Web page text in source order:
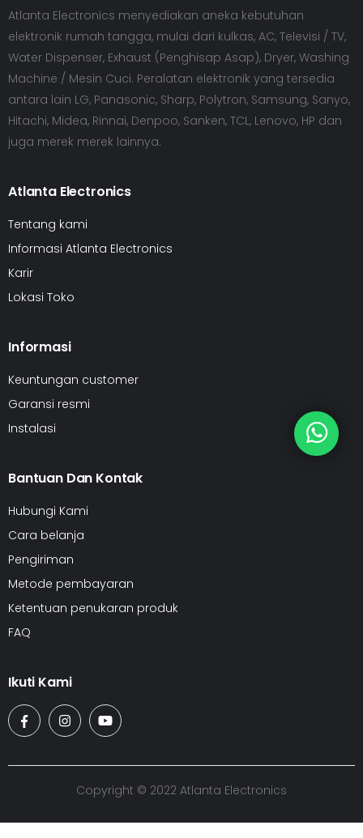
Atlanta Electronics menyediakan aneka kebutuhan
elektronik rumah tangga, mulai dari kulkas, AC, Televisi / TV,
Water Dispenser, Exhaust (Penghisap Asap), Dryer, Washing
Machine / Mesin Cuci. Peralatan elektronik yang tersedia
antara lain LG, Panasonic, Sharp, Polytron, Samsung, Sanyo,
Hitachi, Midea, Rinnai, Denpoo, Sanken, TCL, Lenovo, HP dan
juga merek merek lainnya.
Atlanta Electronics
Tentang kami
Informasi Atlanta Electronics
Karir
Lokasi Toko
Informasi
Keuntungan customer
Garansi resmi
Instalasi
Bantuan Dan Kontak
Hubungi Kami
Cara belanja
Pengiriman
Metode pembayaran
Ketentuan penukaran produk
FAQ
Ikuti Kami
Copyright © 2022 Atlanta Electronics